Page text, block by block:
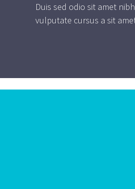
Duis sed odio sit amet nibh
vulputate cursus a sit